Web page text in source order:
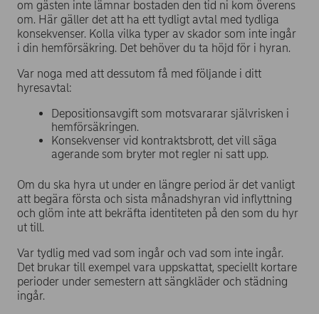
om gästen inte lämnar bostaden den tid ni kom överens
om. Här gäller det att ha ett tydligt avtal med tydliga
konsekvenser. Kolla vilka typer av skador som inte ingår
i din hemförsäkring. Det behöver du ta höjd för i hyran.
Var noga med att dessutom få med följande i ditt
hyresavtal:
Depositionsavgift som motsvararar självrisken i
hemförsäkringen.
Konsekvenser vid kontraktsbrott, det vill säga
agerande som bryter mot regler ni satt upp.
Om du ska hyra ut under en längre period är det vanligt
att begära första och sista månadshyran vid inflyttning
och glöm inte att bekräfta identiteten på den som du hyr
ut till.
Var tydlig med vad som ingår och vad som inte ingår.
Det brukar till exempel vara uppskattat, speciellt kortare
perioder under semestern att sängkläder och städning
ingår.